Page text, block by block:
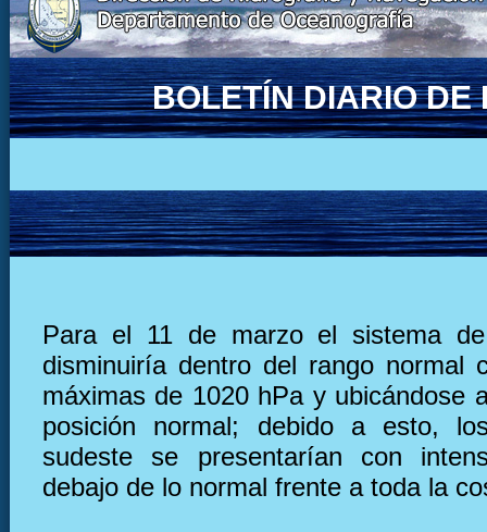
BOLETÍN DIARIO DE
Para el 11 de marzo el sistema
disminuiría dentro del rango normal
máximas de 1020 hPa y ubicándose
posición normal; debido a esto,
sudeste se presentarían con
debajo de lo normal frente a toda la